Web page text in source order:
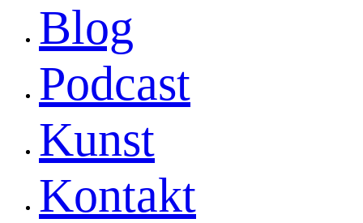
Blog
Podcast
Kunst
Kontakt